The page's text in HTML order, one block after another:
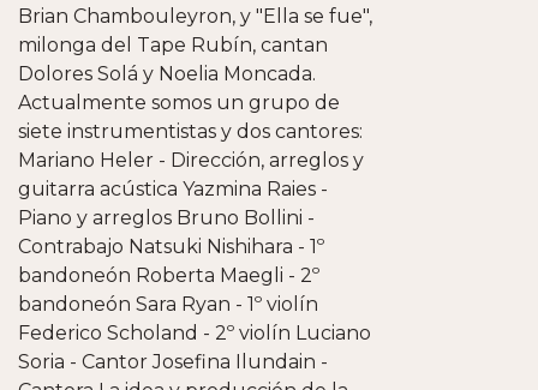
Brian Chambouleyron, y "Ella se fue",
milonga del Tape Rubín, cantan
Dolores Solá y Noelia Moncada.
Actualmente somos un grupo de
siete instrumentistas y dos cantores:
Mariano Heler - Dirección, arreglos y
guitarra acústica Yazmina Raies -
Piano y arreglos Bruno Bollini -
Contrabajo Natsuki Nishihara - 1º
bandoneón Roberta Maegli - 2º
bandoneón Sara Ryan - 1º violín
Federico Scholand - 2º violín Luciano
Soria - Cantor Josefina Ilundain -